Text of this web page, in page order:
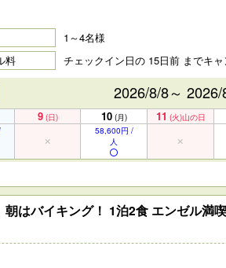
1～4名様
料
チェックイン日の 15日前 までキ
2026/8/8～ 2026/
9 (日) 10 (月) 11 (火)山の日
58,600円 /
人
はバイキング！ 1泊2食 エンゼル満